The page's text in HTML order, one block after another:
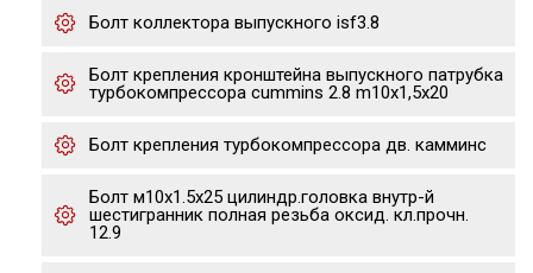
Болт коллектора выпускного isf3.8
Болт крепления кронштейна выпускного патрубка
турбокомпрессора cummins 2.8 m10х1,5х20
Болт крепления турбокомпрессора дв. камминс
Болт м10х1.5х25 цилиндр.головка внутр-й
шестигранник полная резьба оксид. кл.прочн.
12.9